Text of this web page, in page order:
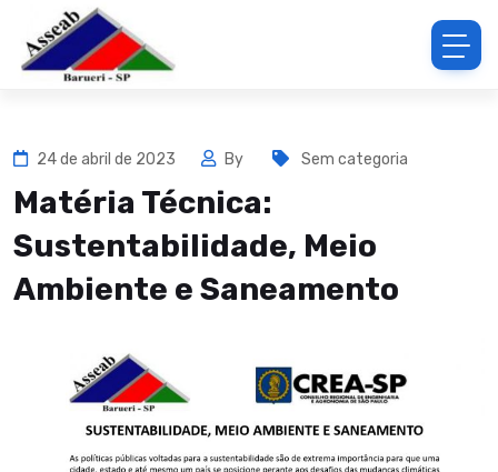
24 de abril de 2023 By Sem categoria
Matéria Técnica:
Sustentabilidade, Meio
Ambiente e Saneamento